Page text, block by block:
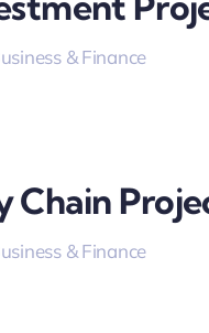
& Finance
Chain
& Finance